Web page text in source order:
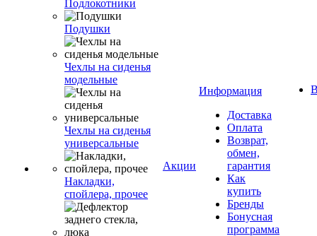
Подлокотники
Подушки
Чехлы на сиденья
модельные
Чехлы на сиденья
универсальные
Накладки,
спойлера, прочее
Акции
Информация
Доставка
Оплата
Возврат,
обмен,
гарантия
Как
купить
Бренды
Бонусная
программа